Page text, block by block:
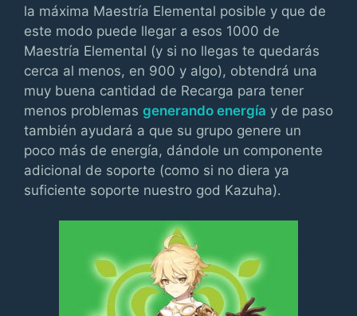
la máxima Maestría Elemental posible y que de
este modo puede llegar a esos 1000 de
Maestría Elemental (y si no llegas te quedarás
cerca al menos, en 900 y algo), obtendrá una
muy buena cantidad de Recarga para tener
menos problemas generando energía y de paso
también ayudará a que su grupo genere un
poco más de energía, dándole un componente
adicional de soporte (como si no diera ya
suficiente soporte nuestro god Kazuha).